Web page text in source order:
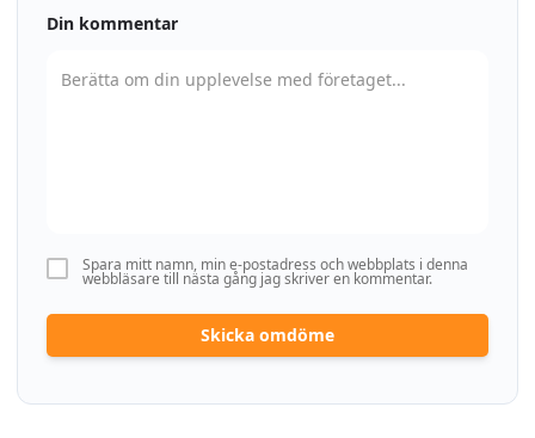
Din kommentar
Spara mitt namn, min e-postadress och webbplats i denna
webbläsare till nästa gång jag skriver en kommentar.
Skicka omdöme